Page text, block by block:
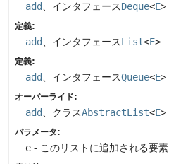
add 、インタフェースDeque<E>
定義:
add 、インタフェースList<E>
定義:
add 、インタフェースQueue<E>
オーバーライド:
add 、クラスAbstractList<E>
パラメータ:
e - このリストに追加される要素